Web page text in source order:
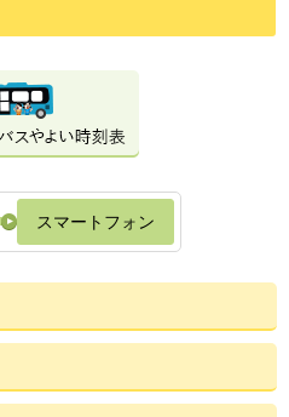
スマートフォン